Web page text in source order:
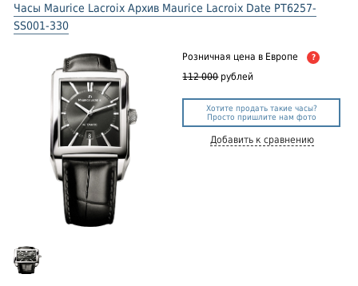
Часы Maurice Lacroix Архив Maurice Lacroix Date PT6257-
SS001-330
Розничная цена в Европе ?
112 000 рублей
Хотите продать такие часы?
Просто пришлите нам фото
Добавить к сравнению